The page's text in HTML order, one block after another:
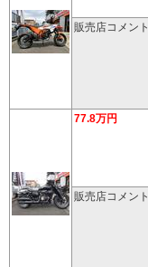
販売店コメント
77.8万円
販売店コメント